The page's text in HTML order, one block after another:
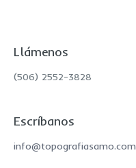
Llámenos
(506) 2552-3828
Escríbanos
info@topografiasamo.com